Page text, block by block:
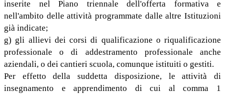
inserite nel Piano triennale dell'offerta formativa e
nell'ambito delle attività programmate dalle altre Istituzioni
già indicate;
g) gli allievi dei corsi di qualificazione o riqualificazione
professionale o di addestramento professionale anche
aziendali, o dei cantieri scuola, comunque istituiti o gestiti.
Per effetto della suddetta disposizione, le attività di
insegnamento e apprendimento di cui al comma 1